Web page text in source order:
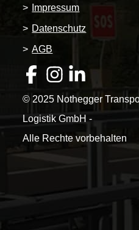
>
Impressum
> Datenschutz
> AGB
© 2025 Nothegger
Logistik GmbH -
Alle Rechte vorbehalten